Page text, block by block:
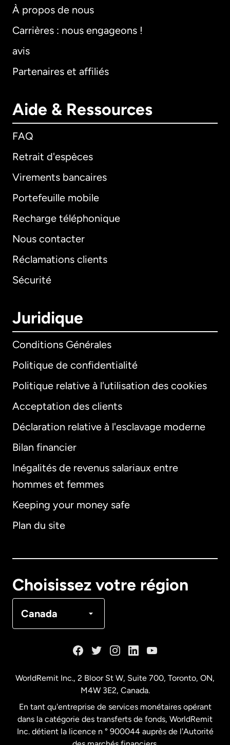
À propos de nous
Carrières : nous engageons !
avis
Partenaires et affiliés
Aide & Ressources
FAQ
Retrait d'espèces
Virements bancaires
Portefeuille mobile
Recharge téléphonique
Nous contacter
Réclamations clients
Sécurité
Juridique
Conditions Générales
Politique de confidentialité
Politique relative à l'utilisation des cookies
Acceptation des clients
Déclaration relative à l'esclavage moderne
Bilan financier
Inégalités de revenus salariaux entre
hommes et femmes
Keeping your money safe
Plan du site
Choisissez votre région
Canada
International
Allemagne
Français
États-Unis Español
WorldRemit Inc., 2 Bloor St W, Suite 700, Toronto, ON,
M4W 3E2, Canada.
En tant qu'entreprise de services monétaires opérant
dans la catégorie des transferts de fonds, WorldRemit
Inc. détient la licence n ° 900044 auprès de l'Autorité